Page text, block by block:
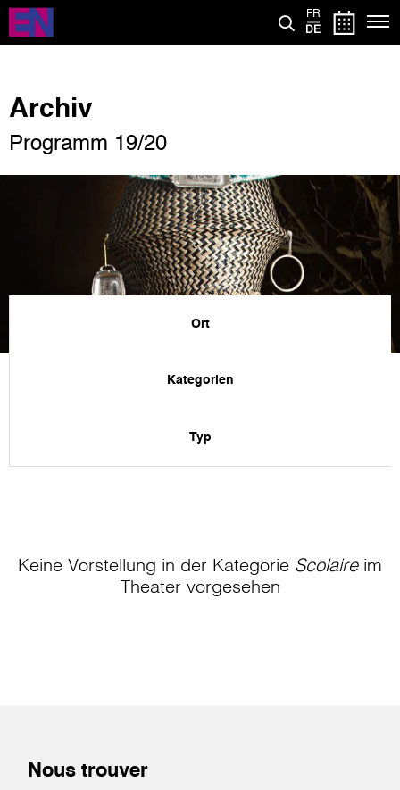
Direkt
zum
Inhalt
FR
DE
Archiv
Programm 19/20
Ort
Kategorien
Typ
Keine Vorstellung in der Kategorie Scolaireim
Theater vorgesehen
Nous trouver